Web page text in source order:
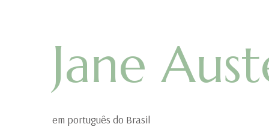
Jane
em português do Brasil